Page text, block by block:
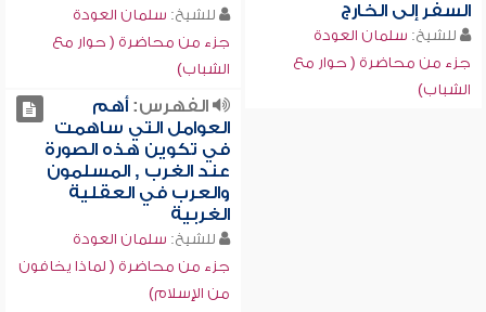
السفر إلى الخارج
للشيخ: سلمان العودة
جزء من محاضرة ( حوار مع
الشباب)
للشيخ: سلمان العودة
جزء من محاضرة ( حوار مع
الشباب)
الفهرس:أهم
العوامل التي ساهمت
في تكوين هذه الصورة
عند الغرب , المسلمون
والعرب في العقلية
الغربية
للشيخ: سلمان العودة
جزء من محاضرة ( لماذا يخافون
من الإسلام)